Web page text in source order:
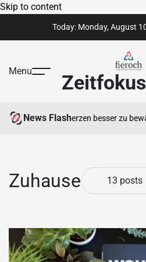
Skip to content
Today: Monday, August
Menu
News Flash
Schmerzen besser zu
Zuhause 13 posts